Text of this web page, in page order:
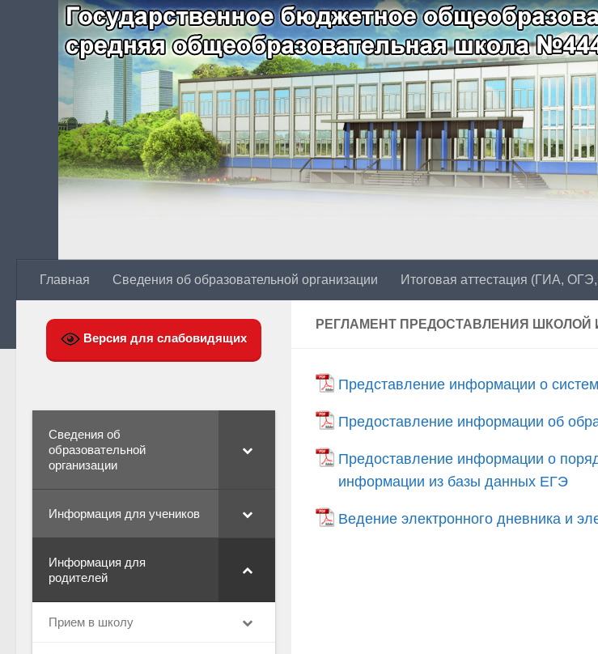
Главная Сведения об образовательной организации Итоговая аттестация (ГИА,
РЕГЛАМЕНТ ПРЕДОСТАВЛЕНИЯ
Представление информации о
Предоставление информации об
Предоставление информации о
информации из базы данных ЕГЭ
Ведение электронного дневника и
Версия для слабовидящих
Сведения об
образовательной
организации
Информация для учеников
Информация для
родителей
Прием в школу